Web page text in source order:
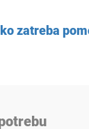
zatreba